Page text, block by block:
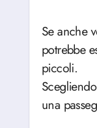
Se anche voi state cercando dove trascorrere le vacanze insieme ai bambini, una buona idea
potrebbe
piccoli.
una